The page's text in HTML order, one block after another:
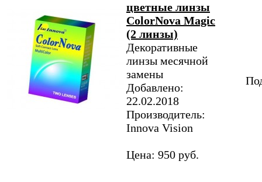
цветные линзы
ColorNova Magic
(2 линзы)
Декоративные
линзы месячной
замены
Добавлено:
22.02.2018
Производитель:
Innova Vision
Цена: 950 руб.